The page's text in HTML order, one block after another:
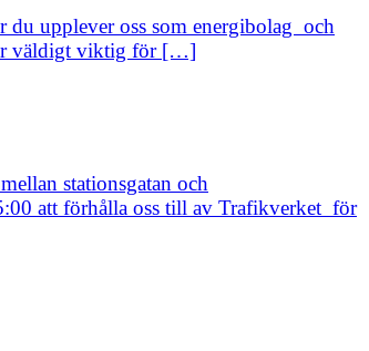
upplever oss som energibolag och
är väldigt viktig för […]
stationsgatan och
att förhålla oss till av Trafikverket för